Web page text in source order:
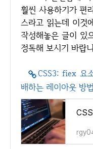
훨씬 사용하기가 편
스라고 읽는데 이것
작성해놓은 글이 있
정독해 보시기 바랍
CSS3: fiex 요
배하는 레이아웃 방법